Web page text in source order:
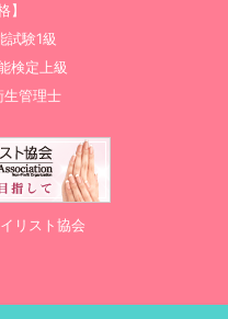
】
試験1級
検定上級
生管理士
リスト協会